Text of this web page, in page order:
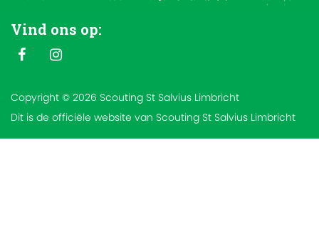
Vind ons op:
Copyright © 2026 Scouting St Salvius Limbricht
Dit is de officiële website van Scouting St Salvius Limbricht